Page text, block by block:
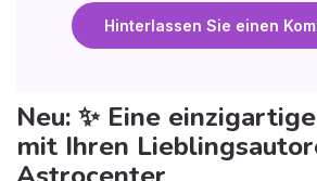
Hinterlassen Sie einen
Neu: ✨ Eine
mit Ihren